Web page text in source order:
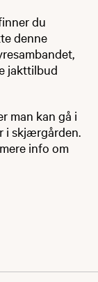
du
denne
jakttilbud
man kan gå i
i skjærgården.
info om